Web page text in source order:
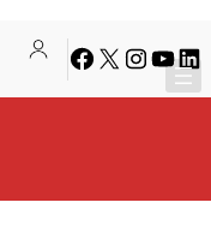
Facebook
X Instagram